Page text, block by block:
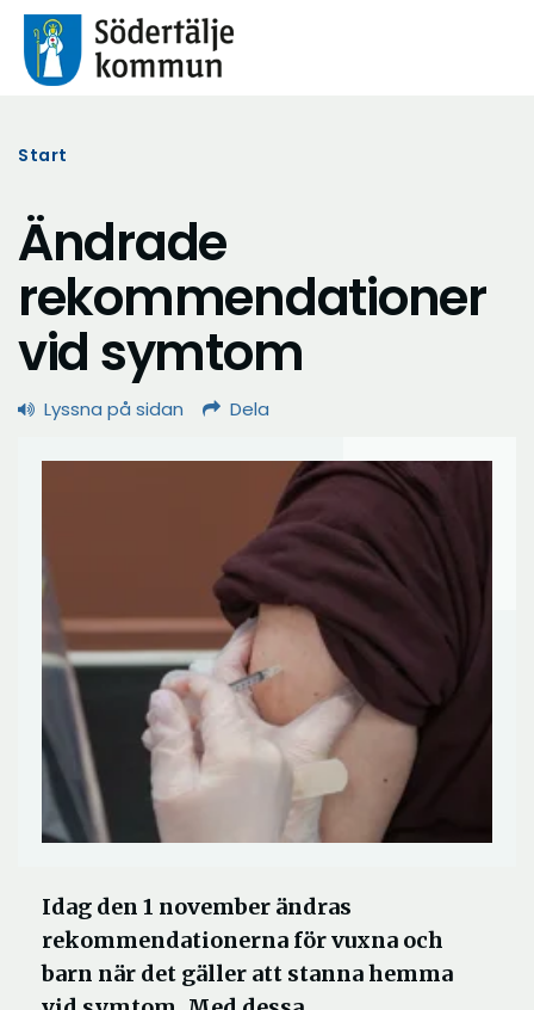
Start
Ändrade
rekommendationer
vid symtom
Lyssna på sidan Dela
Idag den 1 november ändras
rekommendationerna för vuxna och
barn när det gäller att stanna hemma